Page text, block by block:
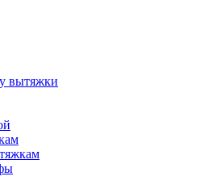
вытяжки